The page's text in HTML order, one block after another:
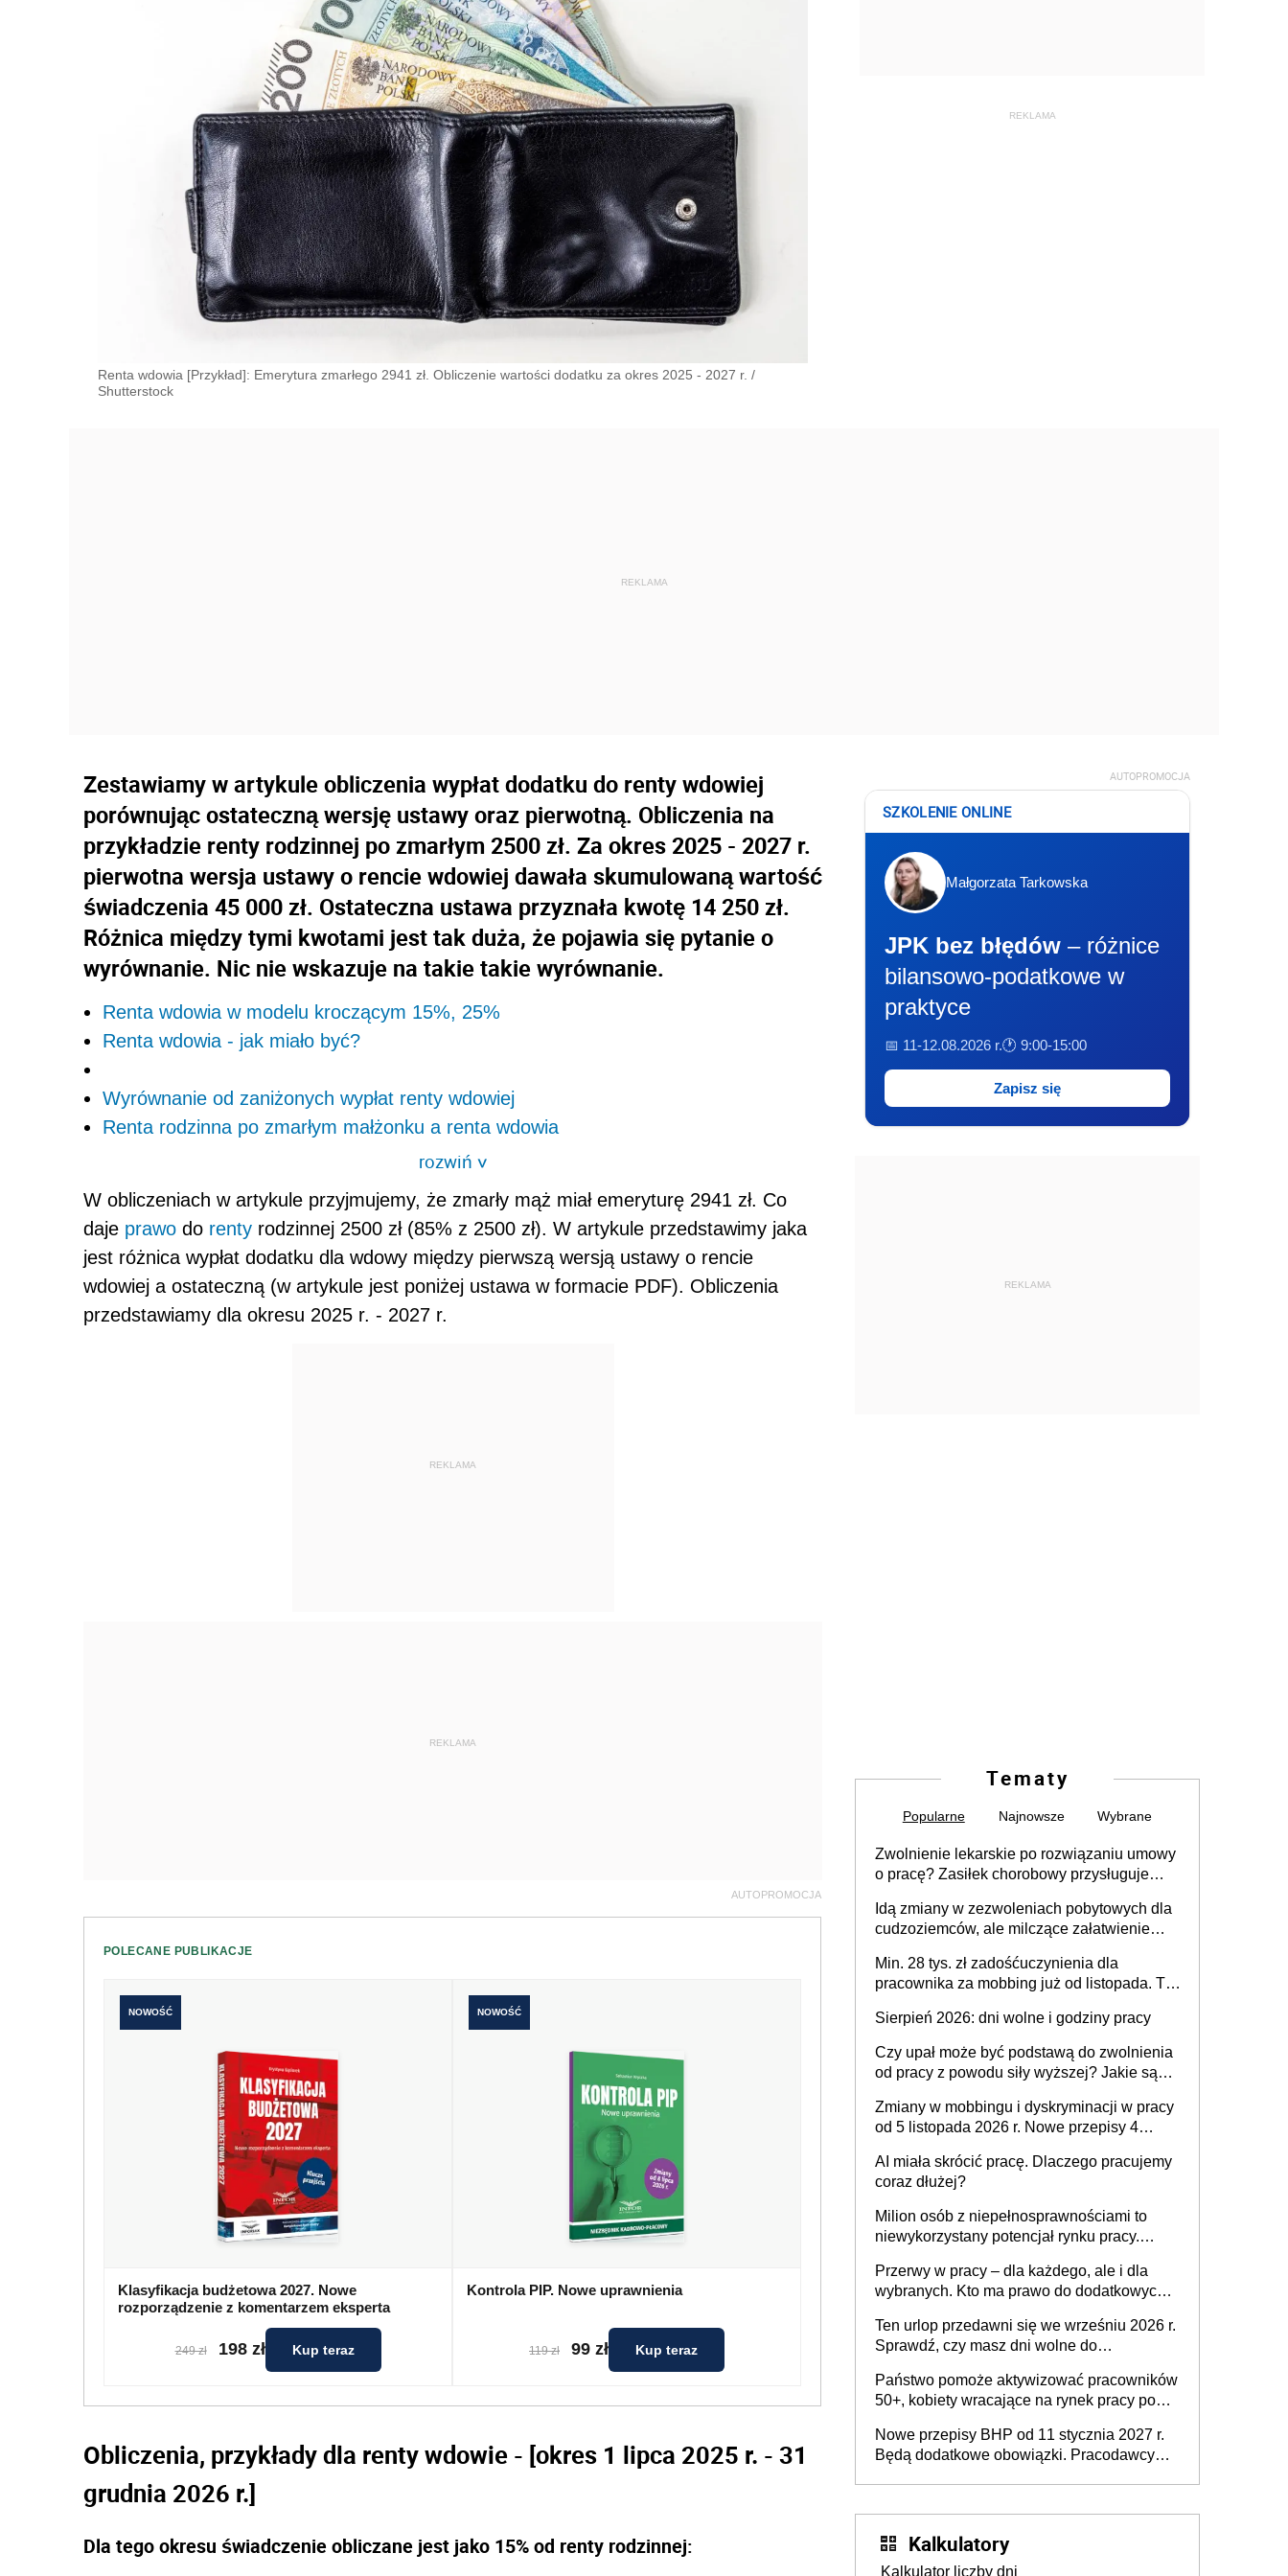
Renta wdowia [Przykład]: Emerytura zmarłego 2941 zł. Obliczenie wartości dodatku za okres 2025 - 2027 r. /
Shutterstock
Zestawiamy w artykule obliczenia wypłat dodatku do renty wdowiej
porównując ostateczną wersję ustawy oraz pierwotną. Obliczenia na
przykładzie renty rodzinnej po zmarłym 2500 zł. Za okres 2025 - 2027 r.
pierwotna wersja ustawy o rencie wdowiej dawała skumulowaną wartość
świadczenia 45 000 zł. Ostateczna ustawa przyznała kwotę 14 250 zł.
Różnica między tymi kwotami jest tak duża, że pojawia się pytanie o
wyrównanie. Nic nie wskazuje na takie takie wyrównanie.
Renta wdowia w modelu kroczącym 15%, 25%
Renta wdowia - jak miało być?
Wyrównanie od zaniżonych wypłat renty wdowiej
Renta rodzinna po zmarłym małżonku a renta wdowia
rozwiń>
W obliczeniach w artykule przyjmujemy, że zmarły mąż miał emeryturę 2941 zł. Co
daje prawo do renty rodzinnej 2500 zł (85% z 2500 zł). W artykule przedstawimy jaka
jest różnica wypłat dodatku dla wdowy między pierwszą wersją ustawy o rencie
wdowiej a ostateczną (w artykule jest poniżej ustawa w formacie PDF). Obliczenia
przedstawiamy dla okresu 2025 r. - 2027 r.
REKLAMA
REKLAMA
AUTOPROMOCJA
POLECANE PUBLIKACJE
NOWOŚĆ
Klasyfikacja budżetowa 2027. Nowe
rozporządzenie z komentarzem eksperta
249 zł 198 zł Kup teraz
NOWOŚĆ
Kontrola PIP. Nowe uprawnienia
119 zł 99 zł Kup teraz
Obliczenia, przykłady dla renty wdowie - [okres 1 lipca 2025 r. - 31
grudnia 2026 r.]
Dla tego okresu świadczenie obliczane jest jako 15% od renty rodzinnej:
AUTOPROMOCJA
SZKOLENIE ONLINE
Małgorzata Tarkowska
JPK bez błędów – różnice
bilansowo-podatkowe w
praktyce
📅 11-12.08.2026 r.🕐 9:00-15:00
Zapisz się
REKLAMA
Tematy
Popularne Najnowsze Wybrane
Zwolnienie lekarskie po rozwiązaniu umowy
o pracę? Zasiłek chorobowy przysługuje
dni od ustania stosunku pracy
Idą zmiany w zezwoleniach pobytowych dla
cudzoziemców, ale milczące załatwienie
Min. 28 tys. zł zadośćuczynienia dla
pracownika za mobbing już od listopada. To
zespołu
Sierpień 2026: dni wolne i godziny pracy
Czy upał może być podstawą do zwolnienia
od pracy z powodu siły wyższej? Jakie są
Zmiany w mobbingu i dyskryminacji w pracy
od 5 listopada 2026 r. Nowe przepisy 4
Ustaw
AI miała skrócić pracę. Dlaczego pracujemy
coraz dłużej?
Milion osób z niepełnosprawnościami to
niewykorzystany potencjał rynku pracy.
dofinansowań czy refundacji, ale bariery po
stronie systemu i świadomości
pracodawców [WYWIAD]
Przerwy w pracy – dla każdego, ale i dla
wybranych. Kto ma prawo do dodatkowych
Ten urlop przedawni się we wrześniu 2026 r.
Sprawdź, czy masz dni wolne do
Państwo pomoże aktywizować pracowników
50+, kobiety wracające na rynek pracy po
osoby neuroatypowe. Powstanie Fundusz
na rzecz Inkluzywności w Zatrudnianiu?
Nowe przepisy BHP od 11 stycznia 2027 r.
Będą dodatkowe obowiązki. Pracodawcy
Kalkulatory
Kalkulator liczby dni